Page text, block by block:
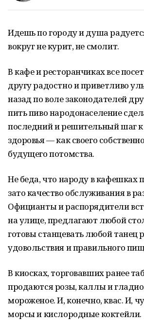
Идешь по городу и душа
вокруг не курит, не смолит.
В кафе и ресторанчиках все
другу радостно и приветливо
назад по воле законодателей
пить пиво народонаселение
последний и решительный шаг
здоровья — как своего
будущего потомства.
Не беда, что народу в кафешках
зато качество обслуживания в
Официанты и распорядители
на улице, предлагают любой
готовы станцевать любой танец
удовольствия и правильного
В киосках, торговавших ранее
продаются розы, каллы и
мороженое. И, конечно, квас. И,
морсы и кислородные коктейли.